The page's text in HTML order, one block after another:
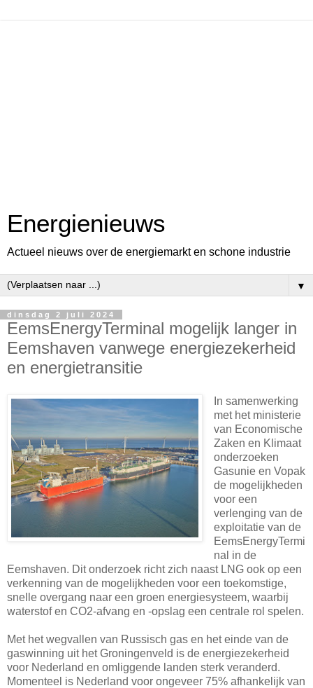
Energienieuws
Actueel nieuws over de energiemarkt en schone industrie
▼
dinsdag 2 juli 2024
EemsEnergyTerminal mogelijk langer in
Eemshaven vanwege energiezekerheid
en energietransitie
In samenwerking
met het ministerie
van Economische
Zaken en Klimaat
onderzoeken
Gasunie en Vopak
de mogelijkheden
voor een
verlenging van de
exploitatie van de
EemsEnergyTermi
nal in de
Eemshaven. Dit onderzoek richt zich naast LNG ook op een
verkenning van de mogelijkheden voor een toekomstige,
snelle overgang naar een groen energiesysteem, waarbij
waterstof en CO2-afvang en -opslag een centrale rol spelen.
Met het wegvallen van Russisch gas en het einde van de
gaswinning uit het Groningenveld is de energiezekerheid
voor Nederland en omliggende landen sterk veranderd.
Momenteel is Nederland voor ongeveer 75% afhankelijk van